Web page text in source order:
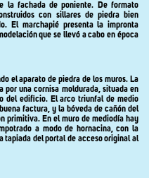
la fachada de poniente. De formato
con sillares de piedra bien
El marchapié presenta la impronta
que se llevó a cabo en época
el aparato de piedra de los muros. La
por una cornisa moldurada, situada en
del edificio. El arco triunfal de medio
factura, y la bóveda de cañón del
primitiva. En el muro de mediodía hay
a modo de hornacina, con la
tapiada del portal de acceso original al